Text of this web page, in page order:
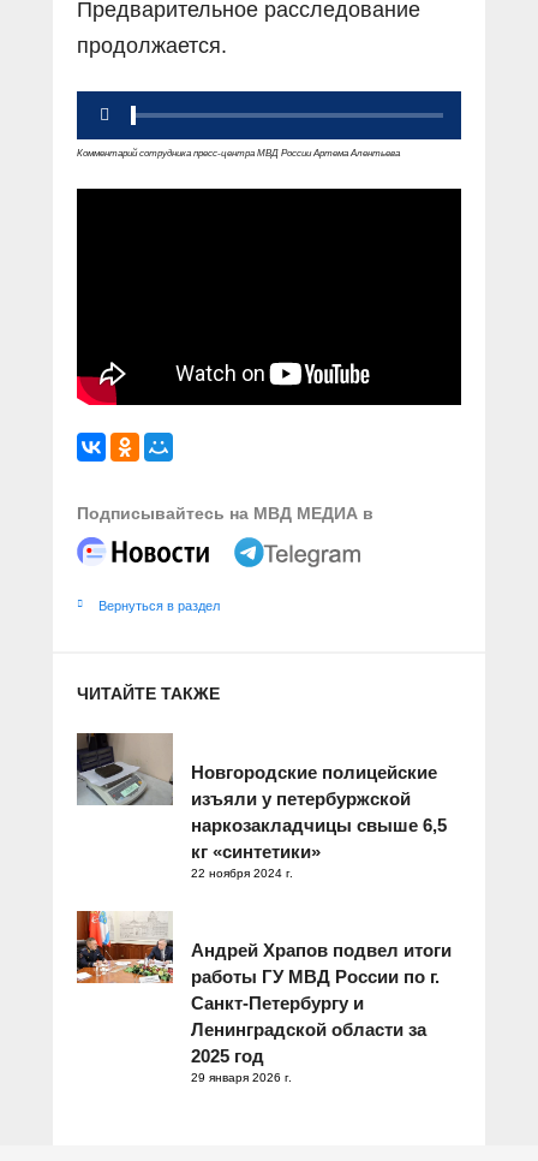
Предварительное расследование
продолжается.
Комментарий сотрудника пресс-центра МВД России Артема Алентьева
Подписывайтесь на МВД МЕДИА в
Вернуться в раздел
ЧИТАЙТЕ ТАКЖЕ
Новгородские полицейские
изъяли у петербуржской
наркозакладчицы свыше 6,5
кг «синтетики»
22 ноября 2024 г.
Андрей Храпов подвел итоги
работы ГУ МВД России по г.
Санкт-Петербургу и
Ленинградской области за
2025 год
29 января 2026 г.